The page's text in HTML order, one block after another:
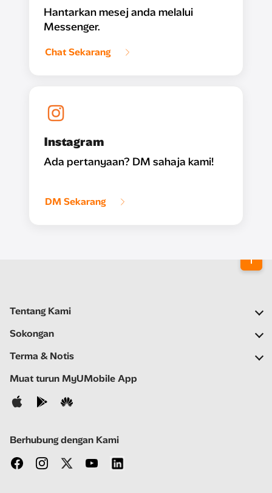
Hantarkan mesej anda melalui
Messenger.
Chat Sekarang
Instagram
Ada pertanyaan? DM sahaja kami!
DM Sekarang
Tentang Kami
Syarikat Kami
Ruang Berita
Kerjaya
Sokongan
Soalan Lazim
Bantuan Kendiri
Hubungi Kami
Terma & Notis
Notis Penting
Notis Privasi
Muat turun MyUMobile App
Berhubung dengan Kami